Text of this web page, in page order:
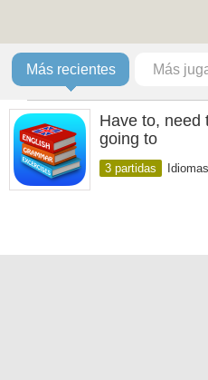
Más recientes Más
Have to, need
going to
3 partidas Idiomas